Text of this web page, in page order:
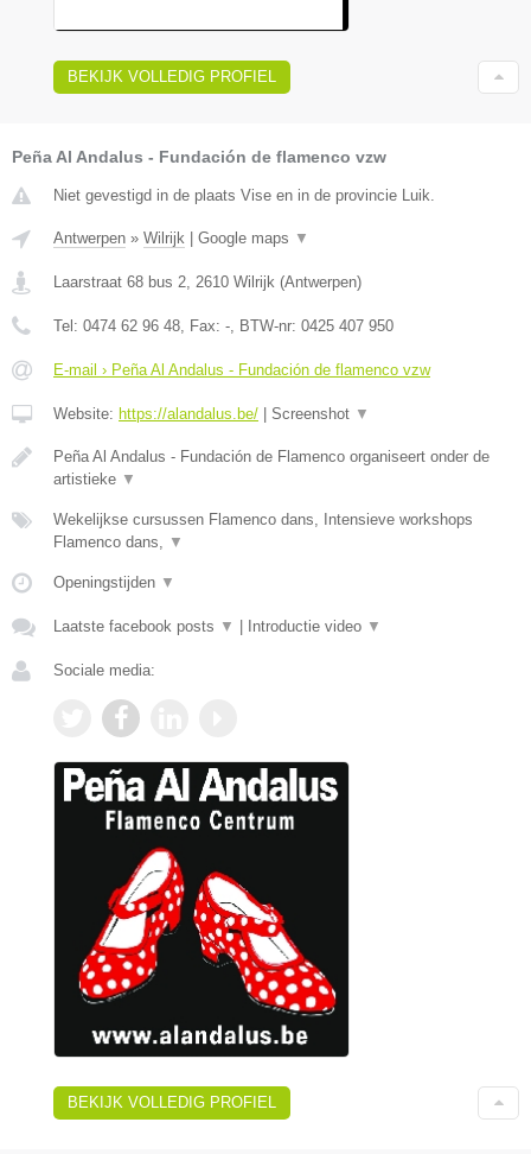
BEKIJK VOLLEDIG PROFIEL
Peña Al Andalus - Fundación de flamenco vzw
Niet gevestigd in de plaats Vise en in de provincie Luik.
Antwerpen » Wilrijk | Google maps ▼
Laarstraat 68 bus 2 2610 Wilrijk (Antwerpen)
Tel: 0474 62 96 48 , Fax: - , BTW-nr: 0425 407 950
E-mail › Peña Al Andalus - Fundación de flamenco vzw
Website: https://alandalus.be/ | Screenshot ▼
Peña Al Andalus - Fundación de Flamenco organiseert onder de
artistieke ▼
Wekelijkse cursussen Flamenco dans, Intensieve workshops
Flamenco dans,
▼
Openingstijden ▼
Laatste facebook posts ▼ | Introductie video ▼
Sociale media:
BEKIJK VOLLEDIG PROFIEL